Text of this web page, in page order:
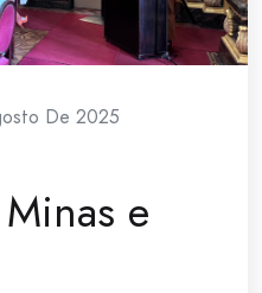
De 2025
e